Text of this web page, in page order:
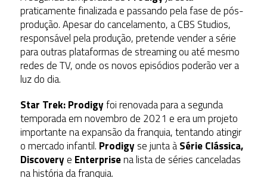
praticamente finalizada e passando pela fase de pós-
produção. Apesar do cancelamento, a CBS Studios,
responsável pela produção, pretende vender a série
para outras plataformas de streaming ou até mesmo
redes de TV, onde os novos episódios poderão ver a
luz do dia.
Star Trek: Prodigyfoi renovada para a segunda
temporada em novembro de 2021 e era um projeto
importante na expansão da franquia, tentando atingir
o mercado infantil. Prodigyse junta àSérie Clássica,
Discoverye Enterprisena lista de séries canceladas
na história da franquia.